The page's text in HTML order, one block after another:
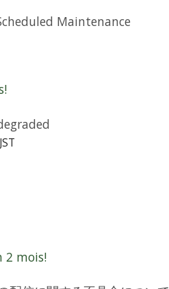
Maintenance
2 mois!